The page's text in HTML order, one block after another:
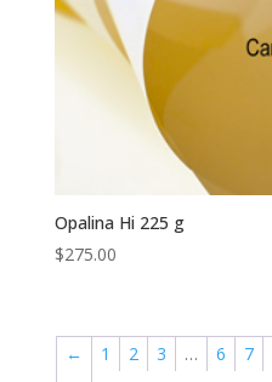
Opalina Hi 225 g
$275.00
← 1 2 3 … 6 7